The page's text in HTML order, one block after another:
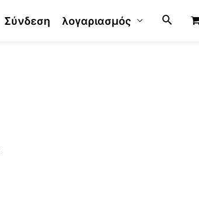
Σύνδεση λογαριασμός